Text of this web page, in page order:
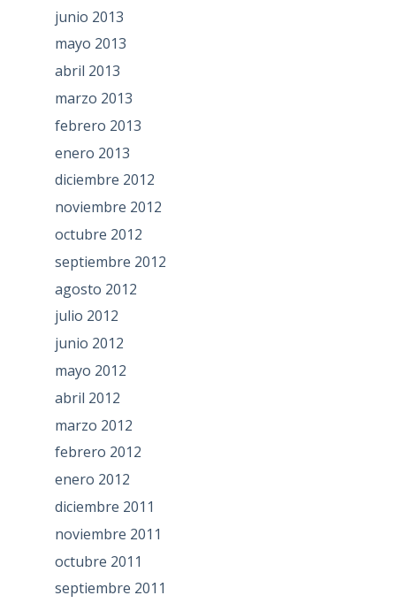
junio 2013
mayo 2013
abril 2013
marzo 2013
febrero 2013
enero 2013
diciembre 2012
noviembre 2012
octubre 2012
septiembre 2012
agosto 2012
julio 2012
junio 2012
mayo 2012
abril 2012
marzo 2012
febrero 2012
enero 2012
diciembre 2011
noviembre 2011
octubre 2011
septiembre 2011